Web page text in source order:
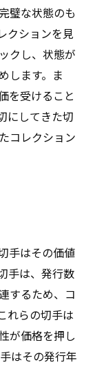
璧な状態のも
クションを見
クし、状態が
します。ま
を受けること
にしてきた切
コレクション
手はその価値
手は、発行数
するため、コ
れらの切手は
が価格を押し
はその発行年